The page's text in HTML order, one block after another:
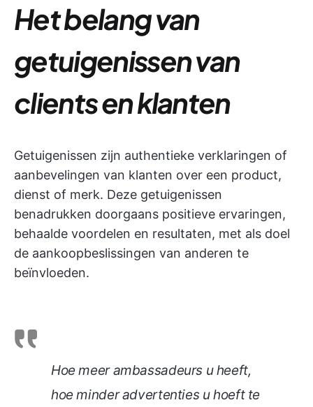
Het belang van
getuigenissen van
clients en klanten
Getuigenissen zijn authentieke verklaringen of
aanbevelingen van klanten over een product,
dienst of merk. Deze getuigenissen
benadrukken doorgaans positieve ervaringen,
behaalde voordelen en resultaten, met als doel
de aankoopbeslissingen van anderen te
beïnvloeden.
Hoe meer ambassadeurs u heeft,
hoe minder advertenties u hoeft te